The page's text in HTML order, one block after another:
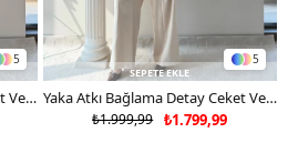
5
Yaka Atkı Bağlama Detay Ceket Ve Pantolonlu Double Kumaş İkili Takım Siyah 2117
5
SEPETE EKLE
Yaka Atkı Bağlama Detay Ceket Ve Pantolonlu Double Kumaş İkili Takım Bej 2117
₺1.799,99
₺1.999,99